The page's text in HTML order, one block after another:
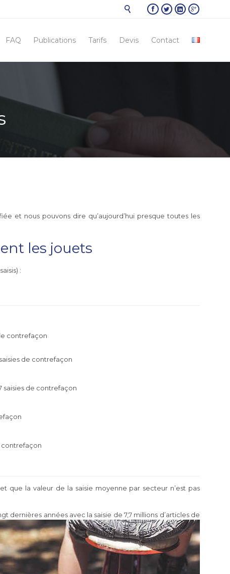
    
FAQ Publications Tarifs Devis Contact
et nous pouvons dire qu’aujourd’hui presque toutes les
les jouets
:
contrefaçon
de contrefaçon
saisies de contrefaçon
contrefaçon
que la valeur de la saisie moyenne par secteur n’est pas
dernières années avec la saisie de 7,7 millions d’articles de